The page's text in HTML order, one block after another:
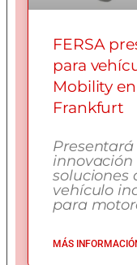
FERSA
para
Mobility
Frankfurt
innovación
soluciones
vehículo
para
MÁS